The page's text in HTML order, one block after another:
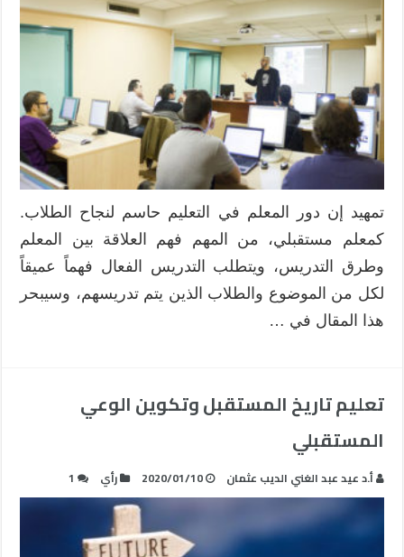
تمهيد إن دور المعلم في التعليم حاسم لنجاح الطلاب.
كمعلم مستقبلي، من المهم فهم العلاقة بين المعلم
وطرق التدريس، ويتطلب التدريس الفعال فهماً عميقاً
لكل من الموضوع والطلاب الذين يتم تدريسهم، وسيبحر
هذا المقال في …
تعليم تاريخ المستقبل وتكوين الوعي
المستقبلي
أ.د عيد عبد الغني الديب عثمان 2020/01/10 رأي 1